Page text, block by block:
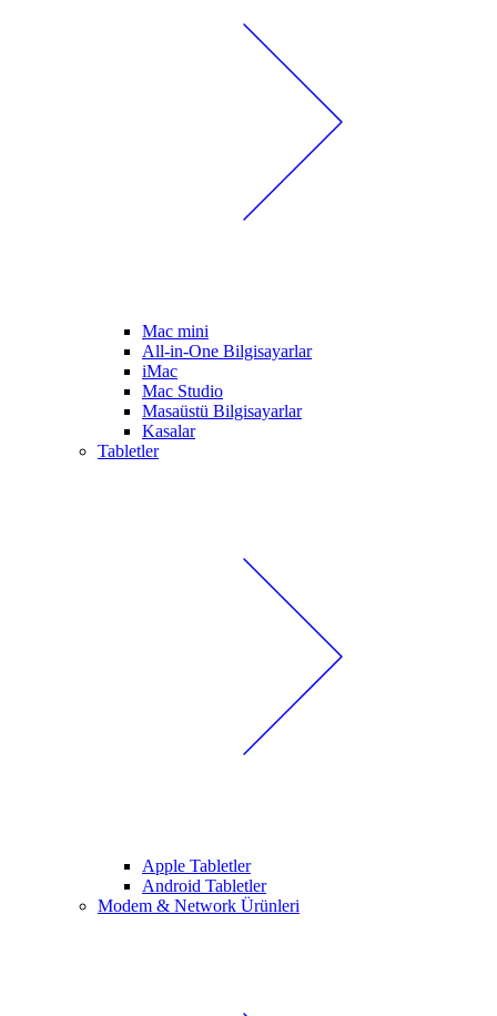
Mac mini
All-in-One Bilgisayarlar
iMac
Mac Studio
Masaüstü Bilgisayarlar
Kasalar
Tabletler
Apple Tabletler
Android Tabletler
Modem & Network Ürünleri